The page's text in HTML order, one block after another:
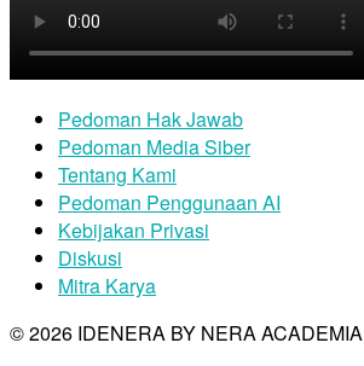
Pedoman Hak Jawab
Pedoman Media Siber
Tentang Kami
Pedoman Penggunaan AI
Kebijakan Privasi
Diskusi
Mitra Karya
© 2026 IDENERA BY NERA ACADEMIA